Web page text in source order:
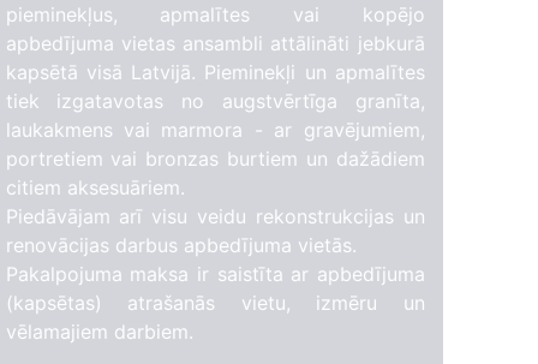
pieminekļus, apmalītes vai kopējo
apbedījuma vietas ansambli attālināti jebkurā
kapsētā visā Latvijā. Pieminekļi un apmalītes
tiek izgatavotas no augstvērtīga granīta,
laukakmens vai marmora - ar gravējumiem,
portretiem vai bronzas burtiem un dažādiem
citiem aksesuāriem.
Piedāvājam arī visu veidu rekonstrukcijas un
renovācijas darbus apbedījuma vietās.
Pakalpojuma maksa ir saistīta ar apbedījuma
(kapsētas) atrašanās vietu, izmēru un
vēlamajiem darbiem.